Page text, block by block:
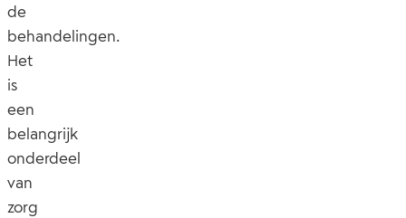
de
behandelingen.
Het
is
een
belangrijk
onderdeel
van
zorg